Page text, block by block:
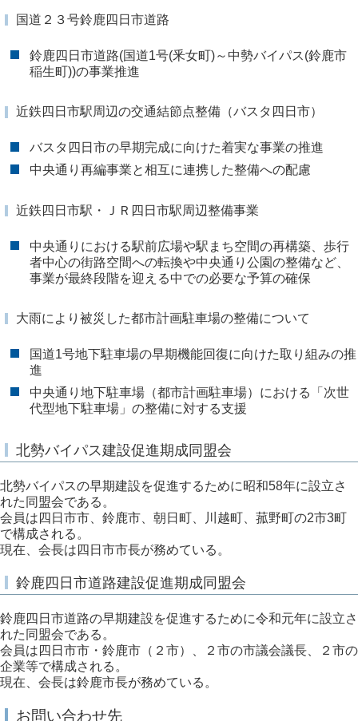
国道２３号鈴鹿四日市道路
鈴鹿四日市道路(国道1号(釆女町)～中勢バイパス(鈴鹿市
稲生町))の事業推進
近鉄四日市駅周辺の交通結節点整備（バスタ四日市）
バスタ四日市の早期完成に向けた着実な事業の推進
中央通り再編事業と相互に連携した整備への配慮
近鉄四日市駅・ＪＲ四日市駅周辺整備事業
中央通りにおける駅前広場や駅まち空間の再構築、歩行
者中心の街路空間への転換や中央通り公園の整備など、
事業が最終段階を迎える中での必要な予算の確保
大雨により被災した都市計画駐車場の整備について
国道1号地下駐車場の早期機能回復に向けた取り組みの推
進
中央通り地下駐車場（都市計画駐車場）における「次世
代型地下駐車場」の整備に対する支援
北勢バイパス建設促進期成同盟会
北勢バイパスの早期建設を促進するために昭和58年に設立さ
れた同盟会である。
会員は四日市市、鈴鹿市、朝日町、川越町、菰野町の2市3町
で構成される。
現在、会長は四日市市長が務めている。
鈴鹿四日市道路建設促進期成同盟会
鈴鹿四日市道路の早期建設を促進するために令和元年に設立さ
れた同盟会である。
会員は四日市市・鈴鹿市（２市）、２市の市議会議長、２市の
企業等で構成される。
現在、会長は鈴鹿市長が務めている。
お問い合わせ先